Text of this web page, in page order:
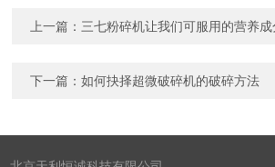
上一篇： 三七粉碎机让我们可服用的营养
下一篇：如何抉择超微破碎机的破碎方法